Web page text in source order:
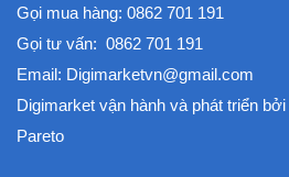
Gọi mua hàng: 0862 701 191
Gọi tư vấn: 0862 701 191
Email: Digimarketvn@gmail.com
Digimarket vận hành và phát triển bởi
Pareto